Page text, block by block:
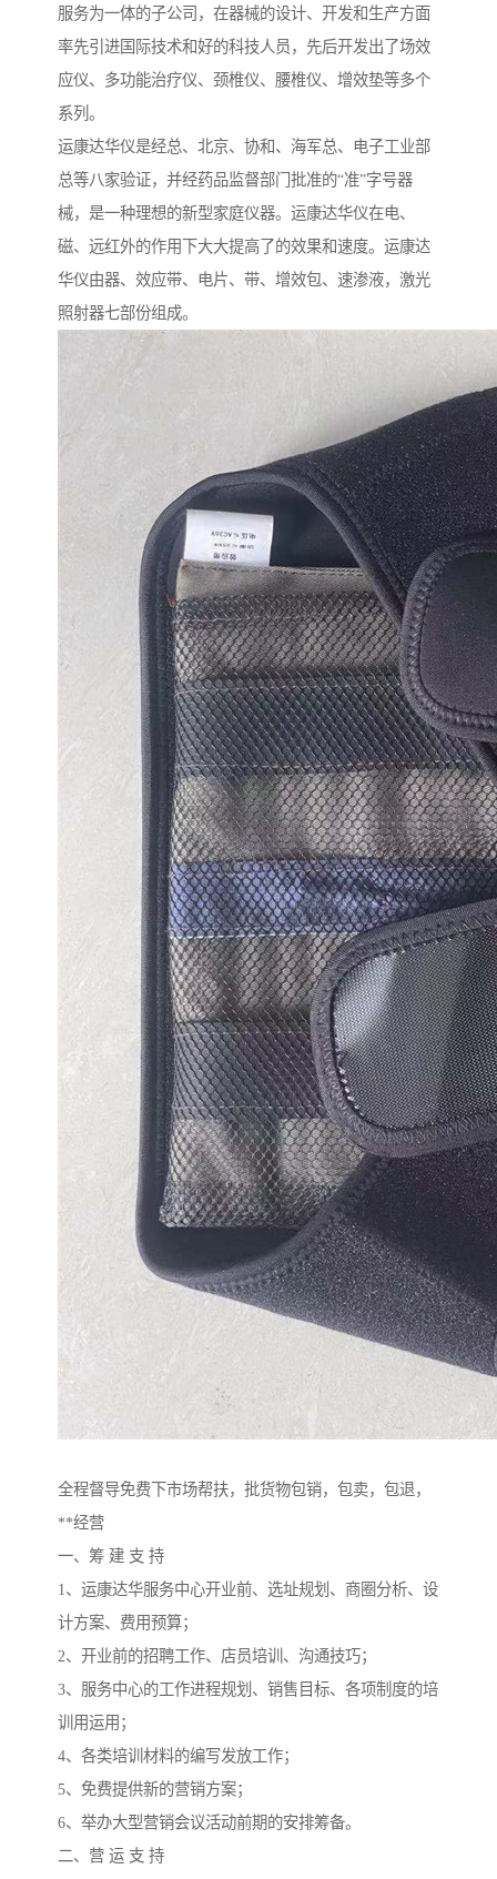
服务为一体的子公司，在器械的设计、开发和生产方面
率先引进国际技术和好的科技人员，先后开发出了场效
应仪、多功能治疗仪、颈椎仪、腰椎仪、增效垫等多个
系列。
运康达华仪是经总、北京、协和、海军总、电子工业部
总等八家验证，并经药品监督部门批准的“准”字号器
械，是一种理想的新型家庭仪器。运康达华仪在电、
磁、远红外的作用下大大提高了的效果和速度。运康达
华仪由器、效应带、电片、带、增效包、速渗液，激光
照射器七部份组成。
全程督导免费下市场帮扶，批货物包销，包卖，包退，
**经营
一、筹 建 支 持
1、运康达华服务中心开业前、选址规划、商圈分析、设
计方案、费用预算；
2、开业前的招聘工作、店员培训、沟通技巧；
3、服务中心的工作进程规划、销售目标、各项制度的培
训用运用；
4、各类培训材料的编写发放工作；
5、免费提供新的营销方案；
6、举办大型营销会议活动前期的安排筹备。
二、营 运 支 持